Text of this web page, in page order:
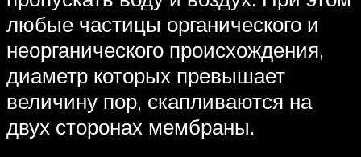
любые частицы органического и
неорганического происхождения,
диаметр которых превышает
величину пор, скапливаются на
двух сторонах мембраны.